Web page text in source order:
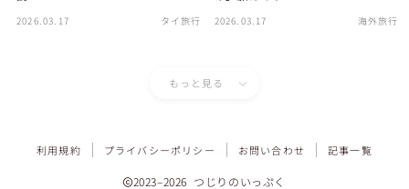
2026.03.17 タイ旅行 2026.03.17 海外旅行
もっと見る
利用規約 プライバシーポリシー お問い合わせ 記事一覧
2023–2026 つじりのいっぷく